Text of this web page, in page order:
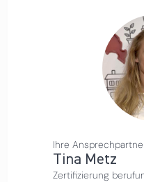
Ihre
Tina Metz
Zertifizierung